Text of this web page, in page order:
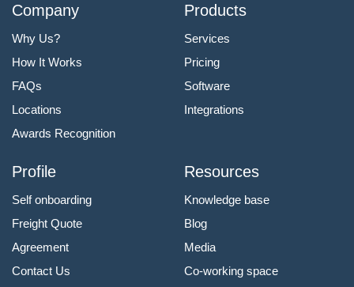
Company
Why Us?
How It Works
FAQs
Locations
Awards Recognition
Products
Services
Pricing
Software
Integrations
Profile
Self onboarding
Freight Quote
Agreement
Contact Us
Resources
Knowledge base
Blog
Media
Co-working space